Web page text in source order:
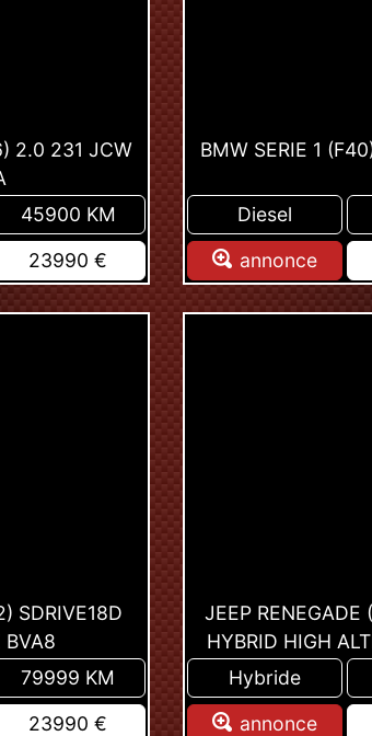
2.0 231 JCW
45900 KM
23990 €
BMW SERIE 1
Diesel
annonce
SDRIVE18D
BVA8
79999 KM
23990 €
JEEP RENEGADE
HYBRID HIGH
Hybride
annonce